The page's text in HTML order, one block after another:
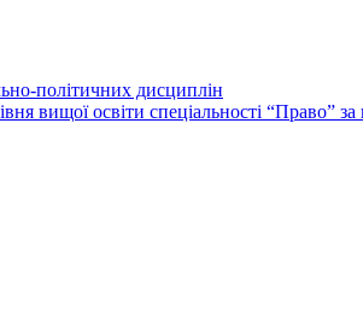
політичних дисциплін
вищої освіти спеціальності “Право”